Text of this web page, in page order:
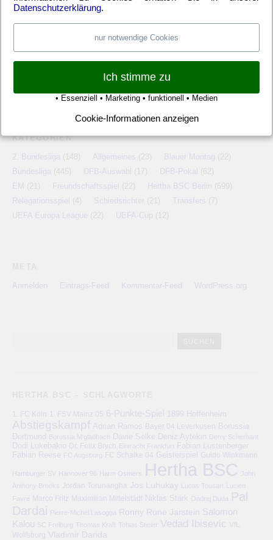
Musik Blog Abrissbirne
Grasplatzmemmen
KATEGORIEN
2. Bundesliga (148) Allgemeines (23) Blauer Montag (22)
Bundesliga (445) DFB-Auswahl (17) DFB-Pokal (62)
EM (21) Freundschaftsspiel (22) Hertha BSC Berlin (699)
Relegationsspiel (4) Schiedsrichter (21) Transfers (7)
UEFA Europa League (22) UEFA-Cup (12)
Anmelden Eintrags-Feed Kommentar-Feed WordPress.org
1. FC Köln 1. FSV Mainz 05 6-Punkte-Spiel 1899 Hoffenheim
Abstiegskampf Adrian Ramos Bayer 04 Leverkusen
Borussia
Dortmund
Borussia M'gladbach Davie Selke Deniz Aytekin Derry Scherhant
Dodi Lukebakio Dr. Felix Brych Eintracht Frankfurt Fabian Lustenberger
Fabian Reese FC Augsburg FC Schalke 04 Geisterspiel Guido Winkmann
Hamburger SV Hannover 96 Harm Osmers Hertha BSC
John
Anthony Brooks
Jordan Torunarigha Jos Luhukay Lucas Tousart Lucien
Favre
Marco Fritz Maximilian Mittelstädt Niklas Stark Ondrej Duda Pal
Dardai Pierre-Michel Lasogga Ronny Rune Jarstein Salomon
Kalou SC Freiburg Thomas Kraft Tobias Stieler Vedad Ibisevic
VfL
Wolfsburg
Vladimir Darida
Datenschutzerklärung.
nur notwendige Cookies
Ich stimme zu
• Essenziell • Marketing • funktionell • Medien
Cookie-Informationen anzeigen